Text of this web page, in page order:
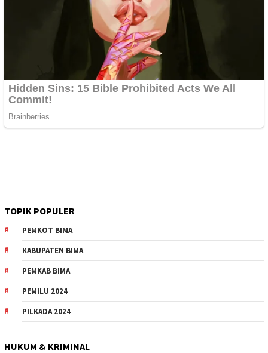
TOPIK POPULER
PEMKOT BIMA
KABUPATEN BIMA
PEMKAB BIMA
PEMILU 2024
PILKADA 2024
HUKUM & KRIMINAL